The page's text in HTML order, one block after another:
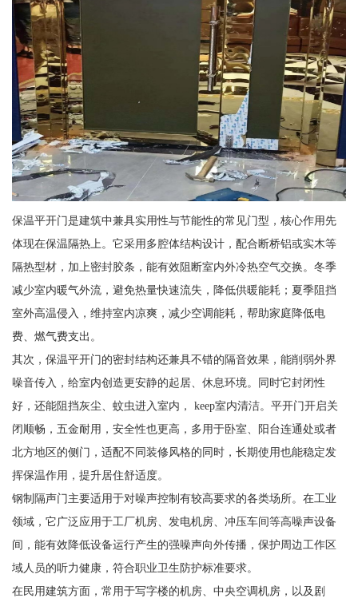
保温平开门是建筑中兼具实用性与节能性的常见门型，核心作用先
体现在保温隔热上。它采用多腔体结构设计，配合断桥铝或实木等
隔热型材，加上密封胶条，能有效阻断室内外冷热空气交换。冬季
减少室内暖气外流，避免热量快速流失，降低供暖能耗；夏季阻挡
室外高温侵入，维持室内凉爽，减少空调能耗，帮助家庭降低电
费、燃气费支出。
其次，保温平开门的密封结构还兼具不错的隔音效果，能削弱外界
噪音传入，给室内创造更安静的起居、休息环境。同时它封闭性
好，还能阻挡灰尘、蚊虫进入室内， keep室内清洁。平开门开启关
闭顺畅，五金耐用，安全性也更高，多用于卧室、阳台连通处或者
北方地区的侧门，适配不同装修风格的同时，长期使用也能稳定发
挥保温作用，提升居住舒适度。
钢制隔声门主要适用于对噪声控制有较高要求的各类场所。在工业
领域，它广泛应用于工厂机房、发电机房、冲压车间等高噪声设备
间，能有效降低设备运行产生的强噪声向外传播，保护周边工作区
域人员的听力健康，符合职业卫生防护标准要求。
在民用建筑方面，常用于写字楼的机房、中央空调机房，以及剧